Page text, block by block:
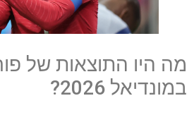
מה היו התוצאות של
במונדיאל 2026?